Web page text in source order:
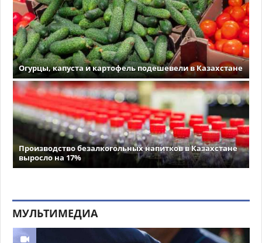
Огурцы, капуста и картофель подешевели в Казахстане
Производство безалкогольных напитков в Казахстане
выросло на 17%
МУЛЬТИМЕДИА